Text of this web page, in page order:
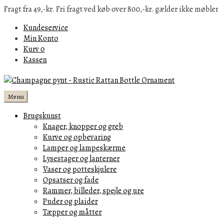
Fragt fra 49,-kr. Fri fragt ved køb over 800,-kr. gælder ikke
Kundeservice
Min Konto
Kurv0
Kassen
Menu
Brugskunst
Knager, knopper og greb
Kurve og opbevaring
Lamper og lampeskærme
Lysestager og lanterner
Vaser og potteskjulere
Opsatser og fade
Rammer, billeder, spejle og ure
Puder og plaider
Tæpper og måtter